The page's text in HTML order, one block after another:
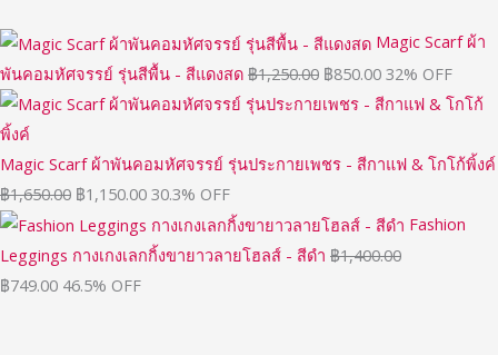
Magic Scarf ผ้า
พันคอมหัศจรรย์ รุ่นสีพื้น - สีแดงสด ฿1,250.00 ฿850.00 32% OFF
Magic Scarf ผ้าพันคอมหัศจรรย์ รุ่นประกายเพชร - สีกาแฟ & โกโก้พิ้งค์
฿1,650.00 ฿1,150.00 30.3% OFF
Fashion
Leggings กางเกงเลกกิ้งขายาวลายโฮลส์ - สีดำ ฿1,400.00
฿749.00 46.5% OFF